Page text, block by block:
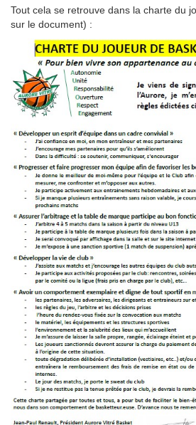
Tout cela se retrouve dans la charte du
sur le document) :